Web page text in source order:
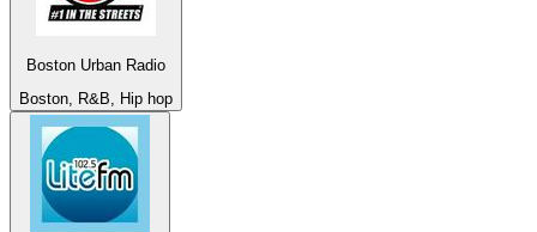
Boston Urban Radio
Boston, R&B, Hip hop